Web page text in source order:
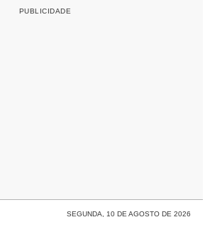
SEGUNDA, 10 DE AGOSTO DE 2026